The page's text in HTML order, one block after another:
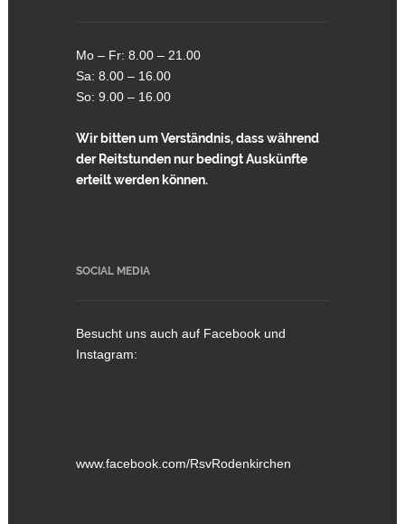
Mo – Fr: 8.00 – 21.00
Sa: 8.00 – 16.00
So: 9.00 – 16.00
Wir bitten um Verständnis, dass während
der Reitstunden nur bedingt Auskünfte
erteilt werden können.
SOCIAL MEDIA
Besucht uns auch auf Facebook und
Instagram:
www.facebook.com/RsvRodenkirchen